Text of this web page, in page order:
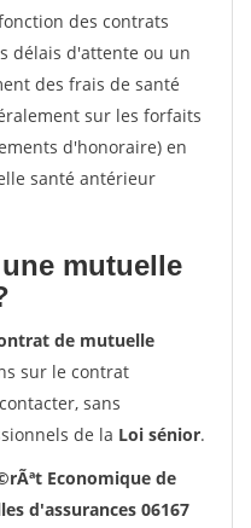
des contrats
délais d'attente ou un
des frais de santé
sur les forfaits
d'honoraire) en
santé antérieur
mutuelle
de mutuelle
sur le contrat
sans
de la Loi sénior.
Economique de
d'assurances 06167